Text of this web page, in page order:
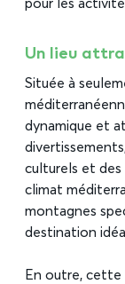
pour les
Un lieu
Située à
dynamique et
culturels et des
climat
montagnes
destination
En outre, cette